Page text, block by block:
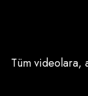
Tüm videolara,